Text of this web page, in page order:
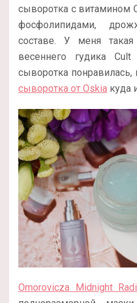
сыворотка с витамином
фосфолипидами,
составе. У меня
весеннего гудика
сыворотка
сыворотка от Oskia куда
Omorovicza Midnight